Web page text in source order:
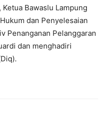
Bawaslu Lampung
dan Penyelesaian
Penanganan Pelanggaran
dan menghadiri